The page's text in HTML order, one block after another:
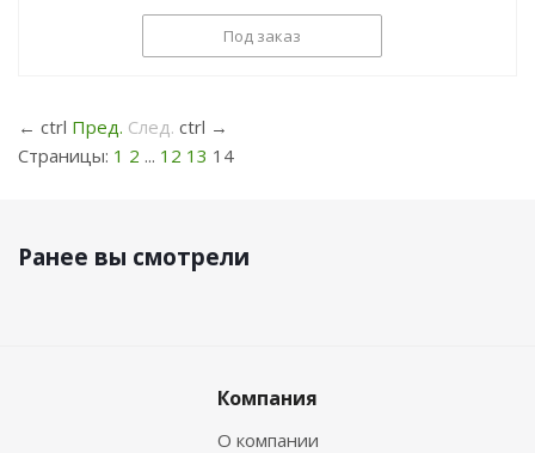
Под заказ
← ctrl Пред. След. ctrl →
Страницы: 1 2 ... 12 13 14
Ранее вы смотрели
Компания
О компании